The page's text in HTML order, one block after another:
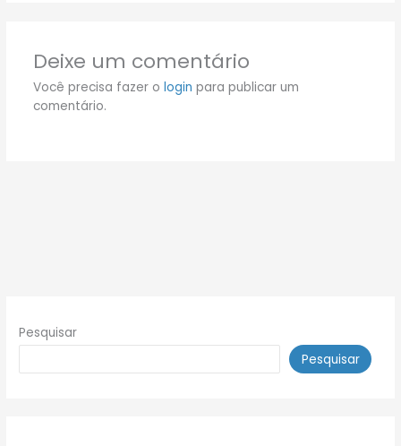
Deixe um comentário
Você precisa fazer o login para publicar um
comentário.
Pesquisar
Pesquisar